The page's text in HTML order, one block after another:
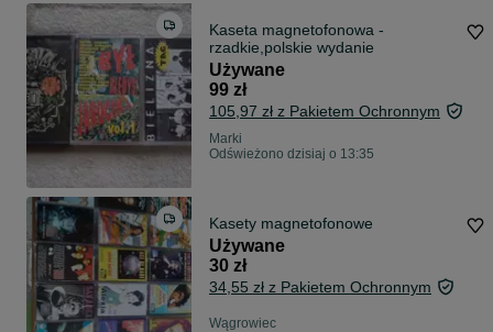
Kaseta magnetofonowa -
rzadkie,polskie wydanie
Używane
99 zł
105,97 zł z Pakietem Ochronnym
Marki
Odświeżono dzisiaj o 13:35
Kasety magnetofonowe
Używane
30 zł
34,55 zł z Pakietem Ochronnym
Wągrowiec